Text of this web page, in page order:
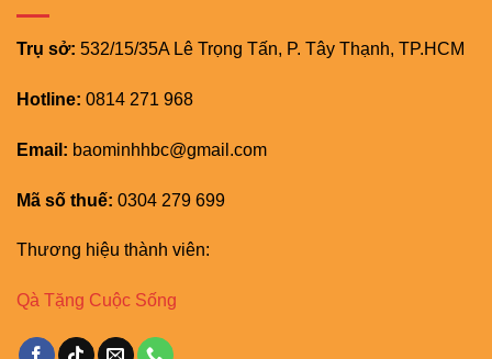
Trụ sở: 532/15/35A Lê Trọng Tấn, P. Tây Thạnh, TP.HCM
Hotline: 0814 271 968
Email: baominhhbc@gmail.com
Mã số thuế: 0304 279 699
Thương hiệu thành viên:
Qà Tặng Cuộc Sống